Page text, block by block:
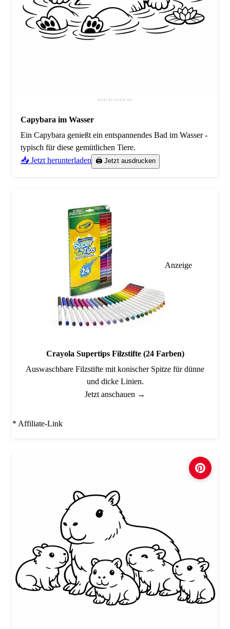
Capybara im Wasser
Ein Capybara genießt ein entspannendes Bad im Wasser -
typisch für diese gemütlichen Tiere.
📥 Jetzt herunterladen
🖨️ Jetzt ausdrucken
Anzeige
Crayola Supertips Filzstifte (24 Farben)
Auswaschbare Filzstifte mit konischer Spitze für dünne
und dicke Linien.
Jetzt anschauen →
* Affiliate-Link